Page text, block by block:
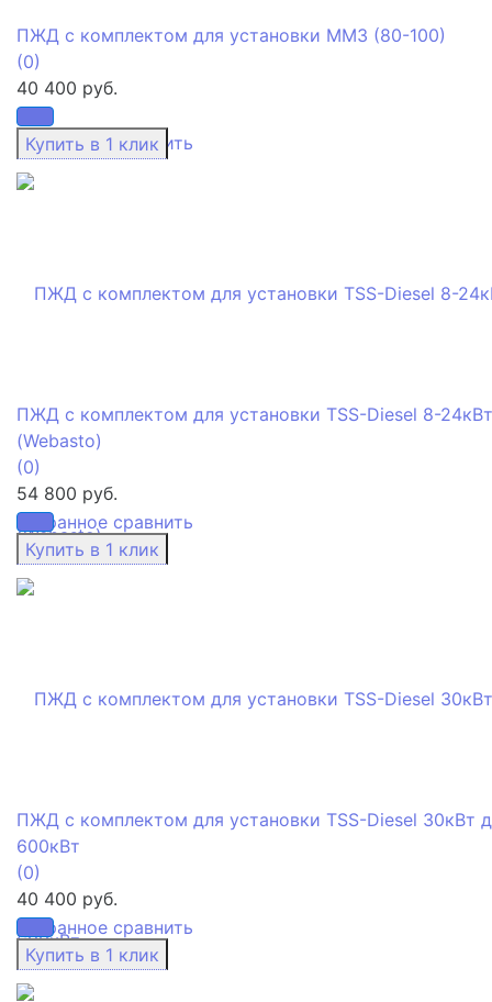
избранное сравнить
ПЖД с комплектом для установки ММЗ (80-100)
(0)
40 400 руб.
избранное сравнить
ПЖД с комплектом для установки TSS-Diesel 8-24кВт
(Webasto)
(0)
54 800 руб.
избранное сравнить
ПЖД с комплектом для установки TSS-Diesel 30кВт
600кВт
(0)
40 400 руб.